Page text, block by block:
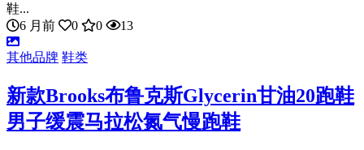
鞋...
6 月前
0 0 13
其他品牌 鞋类
新款Brooks布鲁克斯Glycerin甘油20跑鞋
男子缓震马拉松氮气慢跑鞋